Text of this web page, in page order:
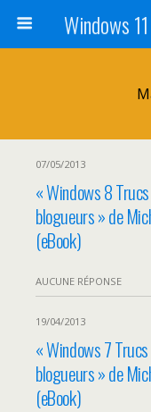
07/05/2013
« Windows 8
blogueurs » de
(eBook)
AUCUNE RÉPONSE
19/04/2013
« Windows 7
blogueurs » de
(eBook)